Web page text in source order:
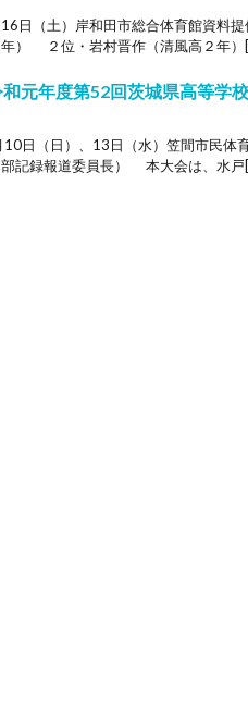
日（土）岸和田市総合体育館資
年） ２位・岩村晋作（清風高２年）
和元年度第52回茨城県高等学
10日（日）、13日（水）笠間市民
部記録報道委員長） 本大会は、水戸